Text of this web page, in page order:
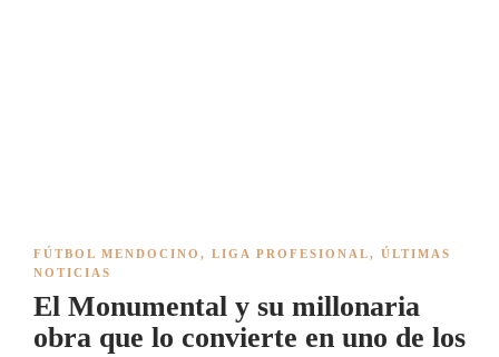
FÚTBOL MENDOCINO , LIGA PROFESIONAL, ÚLTIMAS
NOTICIAS
El Monumental y su millonaria
obra que lo convierte en uno de los